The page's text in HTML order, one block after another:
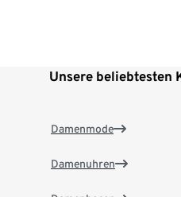
Unsere beliebtesten
Damenmode
Damenuhren